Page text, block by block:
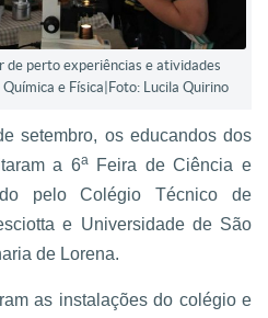
de perto experiências e atividades
e Física|Foto: Lucila Quirino
setembro, os educandos dos
a 6aFeira de Ciência e
pelo Colégio Técnico de
e Universidade de São
de Lorena.
as instalações do colégio e